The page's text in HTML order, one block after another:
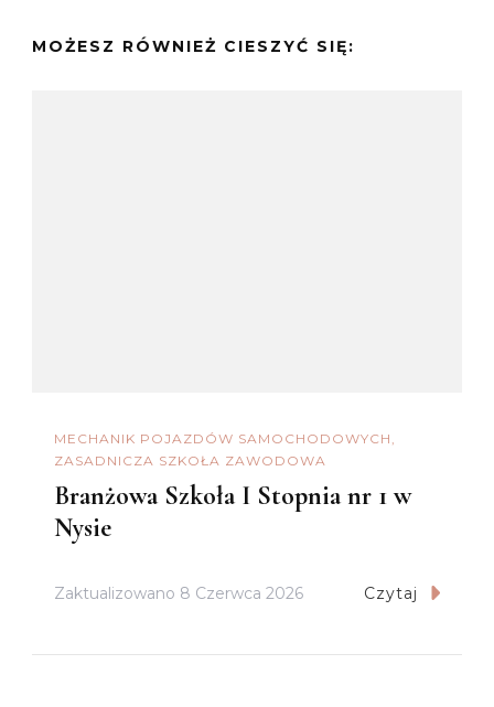
MOŻESZ RÓWNIEŻ CIESZYĆ SIĘ:
MECHANIK POJAZDÓW SAMOCHODOWYCH
ZASADNICZA SZKOŁA ZAWODOWA
Branżowa Szkoła I Stopnia nr 1 w
Nysie
Zaktualizowano 8 Czerwca 2026 Czytaj